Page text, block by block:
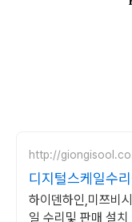
http://
디지털스케일수
하이덴하인,미쯔비
일 수리및 판매 설치